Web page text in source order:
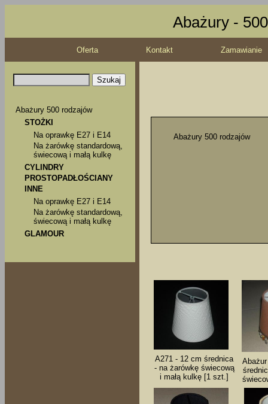
Abażury -
Oferta Kontakt Zamawianie
Abażury 500 rodzajów
STOŻKI
Na oprawkę E27 i E14
Na żarówkę standardową,
świecową i małą kulkę
CYLINDRY
PROSTOPADŁOŚCIANY
INNE
Na oprawkę E27 i E14
Na żarówkę standardową,
świecową i małą kulkę
GLAMOUR
Abażury 500 rodzajów
A271 - 12 cm średnica
- na żarówkę świecową
i małą kulkę [1 szt.]